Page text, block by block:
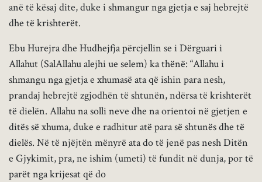
anë të kësaj dite, duke i shmangur nga gjetja e saj hebrejtë
dhe të krishterët.
Ebu Hurejra dhe Hudhejfja përcjellin se i Dërguari i
Allahut (SalAllahu alejhi ue selem) ka thënë: “Allahu i
shmangu nga gjetja e xhumasë ata që ishin para nesh,
prandaj hebrejtë zgjodhën të shtunën, ndërsa të krishterët
të dielën. Allahu na solli neve dhe na orientoi në gjetjen e
ditës së xhuma, duke e radhitur atë para së shtunës dhe të
dielës. Në të njëjtën mënyrë ata do të jenë pas nesh Ditën
e Gjykimit, pra, ne ishim (umeti) të fundit në dunja, por të
parët nga krijesat që do